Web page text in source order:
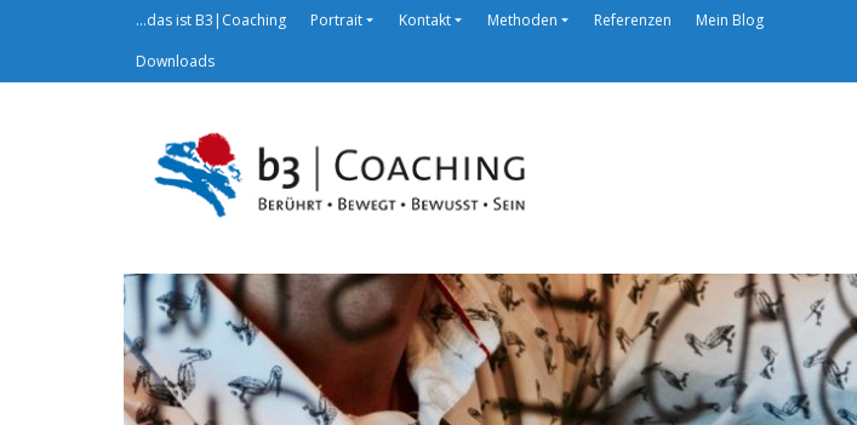
…das ist B3|Coaching Portrait Kontakt Methoden Referenzen
Mein Blog
Downloads